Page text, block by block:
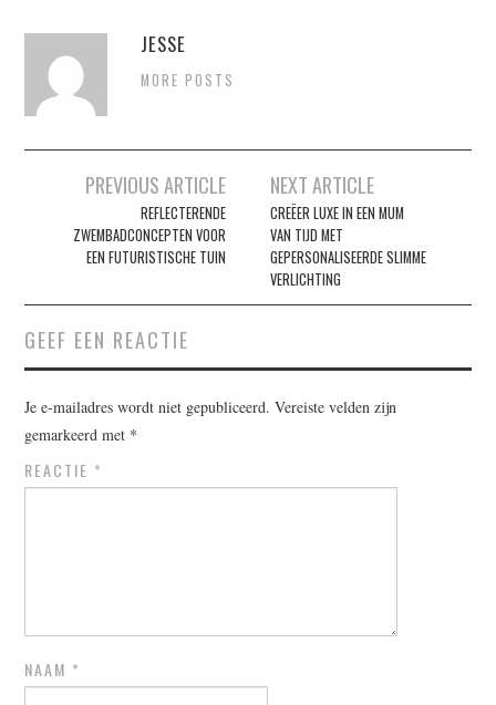
JESSE
MORE POSTS
Berichtnavigatie
PREVIOUS ARTICLE
REFLECTERENDE
ZWEMBADCONCEPTEN VOOR
EEN FUTURISTISCHE TUIN
NEXT ARTICLE
CREËER LUXE IN EEN MUM
VAN TIJD MET
GEPERSONALISEERDE SLIMME
VERLICHTING
GEEF EEN REACTIE
Je e-mailadres wordt niet gepubliceerd. Vereiste velden zijn
gemarkeerd met *
REACTIE *
NAAM *